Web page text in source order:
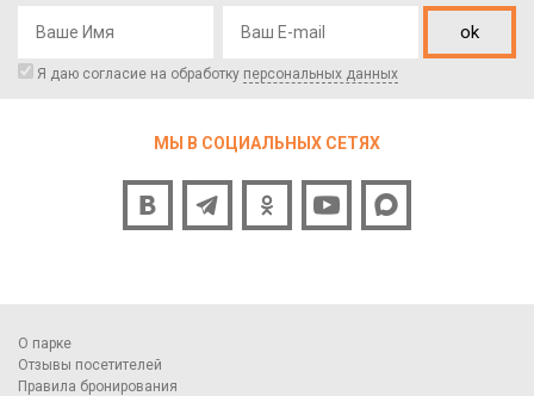
ok
Я даю согласие на обработку персональных данных
МЫ В СОЦИАЛЬНЫХ СЕТЯХ
О парке
Отзывы посетителей
Правила бронирования